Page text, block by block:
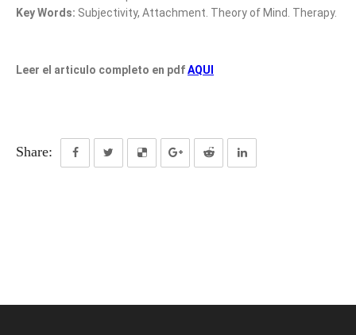
Key Words: Subjectivity, Attachment. Theory of Mind. Therapy.
Leer el articulo completo en pdfAQUI
Share: